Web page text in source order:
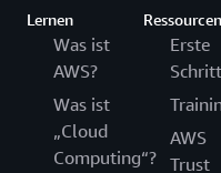
Lernen
Was ist
AWS?
Was ist
„Cloud
Computing“?
Ressourcen
Erste
AWS
Trust